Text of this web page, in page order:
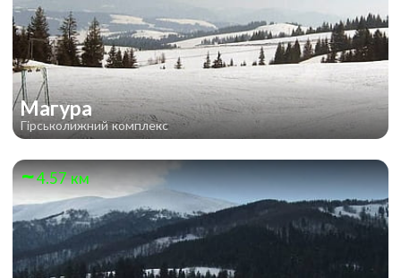
Магура
Гірськолижний комплекс
4.57 км